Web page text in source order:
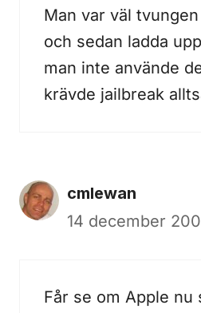
Man var väl
och sedan ladda
man inte använde
krävde jailbreak
cmlewan
14 december
Får se om Apple nu